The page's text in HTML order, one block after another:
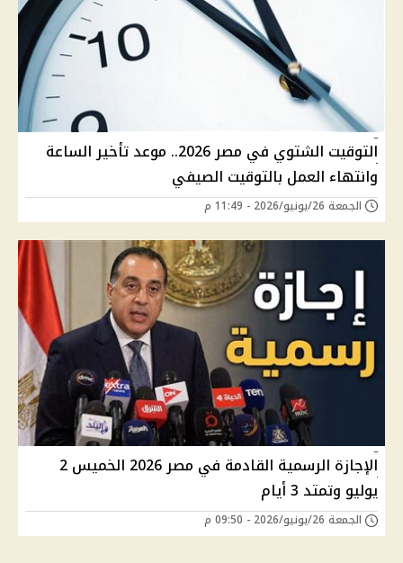
التوقيت الشتوي في مصر 2026.. موعد تأخير الساعة
وانتهاء العمل بالتوقيت الصيفي
الجمعة 26/يونيو/2026 - 11:49 م
الإجازة الرسمية القادمة في مصر 2026 الخميس 2
يوليو وتمتد 3 أيام
الجمعة 26/يونيو/2026 - 09:50 م